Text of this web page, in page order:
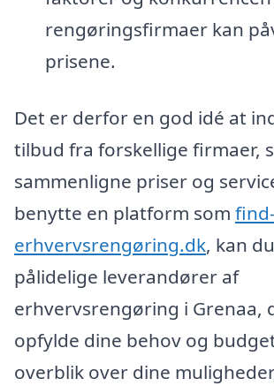
rengøringsfirmaer kan
prisene.
Det er derfor en god idé at
tilbud fra forskellige firmaer,
sammenligne priser og
benytte en platform som find-
erhvervsrengøring.dk, kan
pålidelige leverandører af
erhvervsrengøring i Grenaa,
opfylde dine behov og
overblik over dine